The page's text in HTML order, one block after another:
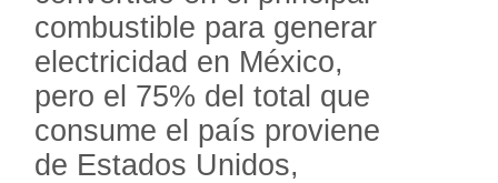
combustible para generar
electricidad en México,
pero el 75% del total que
consume el país proviene
de Estados Unidos,